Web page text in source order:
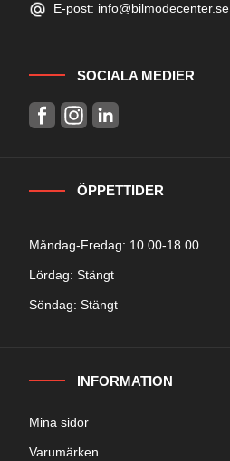
E-post: info@bilmodecenter.se
SOCIALA MEDIER
ÖPPETTIDER
Måndag-Fredag: 10.00-18.00
Lördag: Stängt
Söndag: Stängt
INFORMATION
Mina sidor
Varumärken